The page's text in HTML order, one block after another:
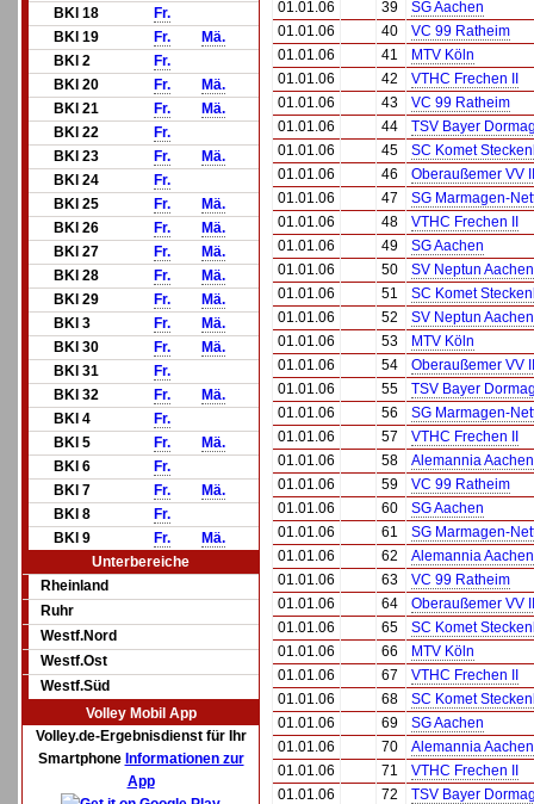
BKl 18
Fr.
BKl 19
Fr.
Mä.
BKl 2
Fr.
BKl 20
Fr.
Mä.
BKl 21
Fr.
Mä.
BKl 22
Fr.
BKl 23
Fr.
Mä.
BKl 24
Fr.
BKl 25
Fr.
Mä.
BKl 26
Fr.
Mä.
BKl 27
Fr.
Mä.
BKl 28
Fr.
Mä.
BKl 29
Fr.
Mä.
BKl 3
Fr.
Mä.
BKl 30
Fr.
Mä.
BKl 31
Fr.
BKl 32
Fr.
Mä.
BKl 4
Fr.
BKl 5
Fr.
Mä.
BKl 6
Fr.
BKl 7
Fr.
Mä.
BKl 8
Fr.
BKl 9
Fr.
Mä.
Unterbereiche
Rheinland
Ruhr
Westf.Nord
Westf.Ost
Westf.Süd
Volley Mobil App
Volley.de-Ergebnisdienst für Ihr
Smartphone Informationen zur
App
01.01.06
39
SG Aachen
01.01.06
40
VC 99 Ratheim
01.01.06
41
MTV Köln
01.01.06
42
VTHC Frechen II
01.01.06
43
VC 99 Ratheim
01.01.06
44
TSV Bayer
01.01.06
45
SC Komet
01.01.06
46
Oberaußemer VV II
01.01.06
47
SG Marmagen-
01.01.06
48
VTHC Frechen II
01.01.06
49
SG Aachen
01.01.06
50
SV Neptun Aachen
01.01.06
51
SC Komet
01.01.06
52
SV Neptun Aachen
01.01.06
53
MTV Köln
01.01.06
54
Oberaußemer VV II
01.01.06
55
TSV Bayer
01.01.06
56
SG Marmagen-
01.01.06
57
VTHC Frechen II
01.01.06
58
Alemannia
01.01.06
59
VC 99 Ratheim
01.01.06
60
SG Aachen
01.01.06
61
SG Marmagen-
01.01.06
62
Alemannia
01.01.06
63
VC 99 Ratheim
01.01.06
64
Oberaußemer VV II
01.01.06
65
SC Komet
01.01.06
66
MTV Köln
01.01.06
67
VTHC Frechen II
01.01.06
68
SC Komet
01.01.06
69
SG Aachen
01.01.06
70
Alemannia
01.01.06
71
VTHC Frechen II
01.01.06
72
TSV Bayer